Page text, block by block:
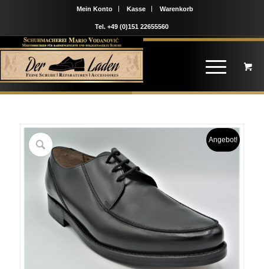
Mein Konto Kasse Warenkorb
Tel. +49 (0)151 22655560
Angebot!